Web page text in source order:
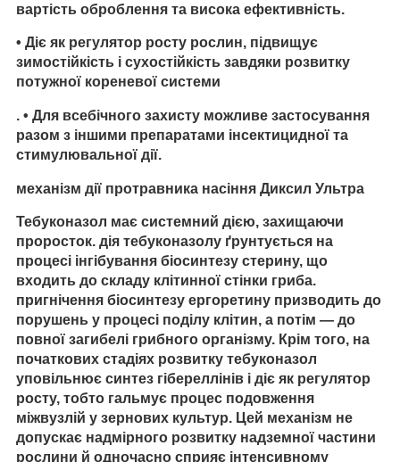
вартість оброблення та висока ефективність.
• Діє як регулятор росту рослин, підвищує
зимостійкість і сухостійкість завдяки розвитку
потужної кореневої системи
. • Для всебічного захисту можливе застосування
разом з іншими препаратами інсектицидної та
стимулювальної дії.
механізм дії протравника насіння Диксил Ультра
Тебуконазол має системний дією, захищаючи
проросток. дія тебуконазолу ґрунтується на
процесі інгібування біосинтезу стерину, що
входить до складу клітинної стінки гриба.
пригнічення біосинтезу ергоретину призводить до
порушень у процесі поділу клітин, а потім — до
повної загибелі грибного організму. Крім того, на
початкових стадіях розвитку тебуконазол
уповільнює синтез гібереллінів і діє як регулятор
росту, тобто гальмує процес подовження
міжвузлій у зернових культур. Цей механізм не
допускає надмірного розвитку надземної частини
рослини й одночасно сприяє інтенсивному